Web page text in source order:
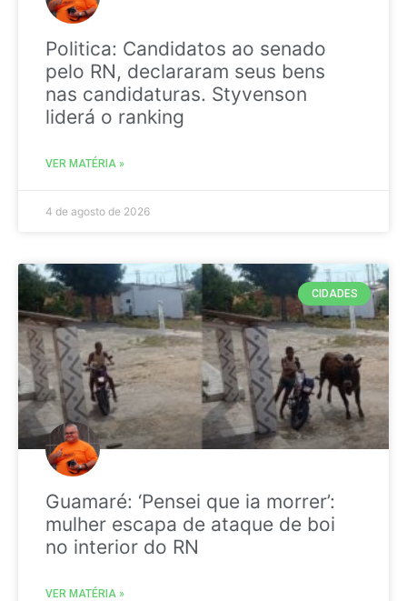
Politica: Candidatos ao senado
pelo RN, declararam seus bens
nas candidaturas. Styvenson
liderá o ranking
VER MATÉRIA »
4 de agosto de 2026
CIDADES
Guamaré: ‘Pensei que ia morrer’:
mulher escapa de ataque de boi
no interior do RN
VER MATÉRIA »